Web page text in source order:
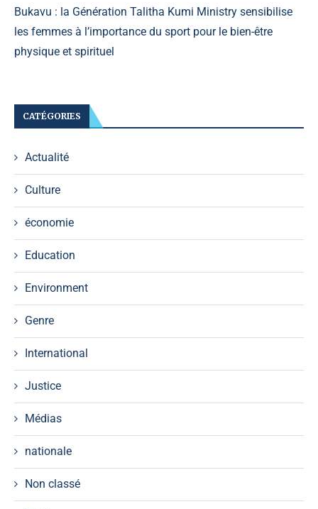
Bukavu : la Génération Talitha Kumi Ministry sensibilise
les femmes à l’importance du sport pour le bien-être
physique et spirituel
CATÉGORIES
Actualité
Culture
économie
Education
Environment
Genre
International
Justice
Médias
nationale
Non classé